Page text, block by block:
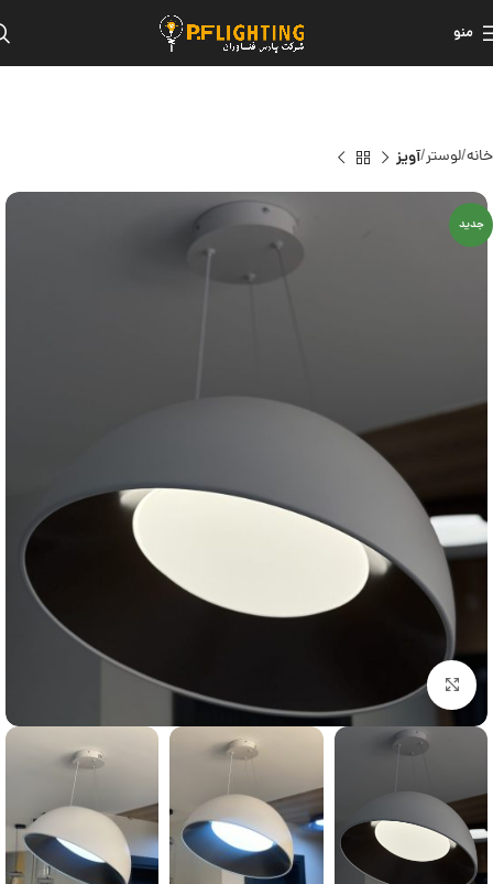
منو
خانه لوستر آویز
جدید
بزرگنمایی تصویر